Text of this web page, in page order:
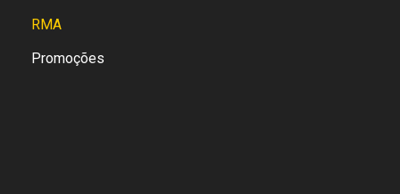
RMA
Promoções